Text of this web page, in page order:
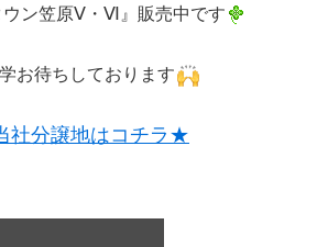
ウン笠原Ⅴ・Ⅵ』 販売中です
お待ちしております
社分譲地はコチラ★